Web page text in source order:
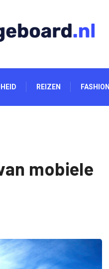
REIZEN FASHION
mobiele